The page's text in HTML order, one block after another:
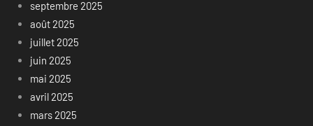
septembre 2025
août 2025
juillet 2025
juin 2025
mai 2025
avril 2025
mars 2025